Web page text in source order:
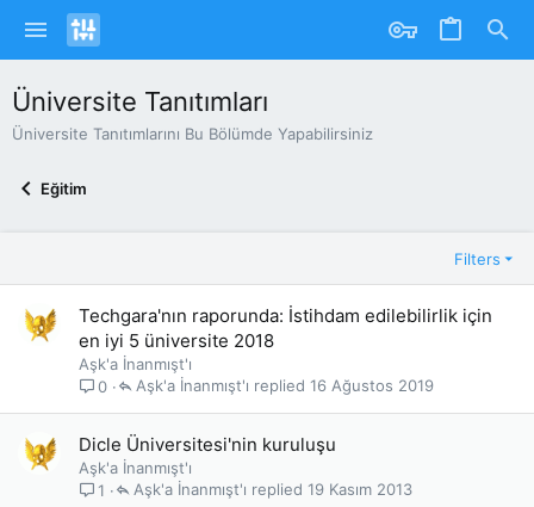
Üniversite Tanıtımları
Üniversite Tanıtımlarını Bu Bölümde Yapabilirsiniz
Eğitim
Filters
Techgara'nın raporunda: İstihdam edilebilirlik için
en iyi 5 üniversite 2018
Aşk'a İnanmışt'ı
0
16 Ağustos 2019
Aşk'a İnanmışt'ı
Dicle Üniversitesi'nin kuruluşu
Aşk'a İnanmışt'ı
1
19 Kasım 2013
Aşk'a İnanmışt'ı